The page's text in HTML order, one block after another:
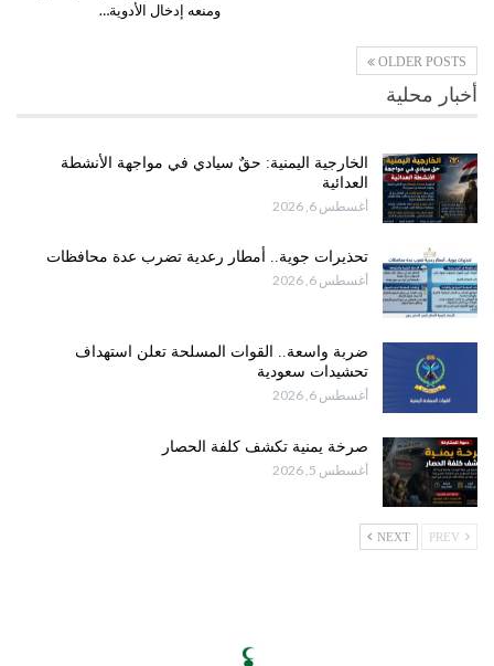
ومنعه إدخال الأدوية…
OLDER POSTS
أخبار محلية
الخارجية اليمنية: حقٌ سيادي في مواجهة الأنشطة
العدائية
أغسطس 6, 2026
تحذيرات جوية.. أمطار رعدية تضرب عدة محافظات
أغسطس 6, 2026
ضربة واسعة.. القوات المسلحة تعلن استهداف
تحشيدات سعودية
أغسطس 6, 2026
صرخة يمنية تكشف كلفة الحصار
أغسطس 5, 2026
NEXT